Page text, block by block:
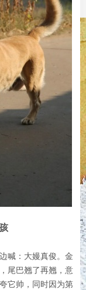
喊：大嫚真俊。金
尾巴翘了再翘，意
它帅，同时因为第